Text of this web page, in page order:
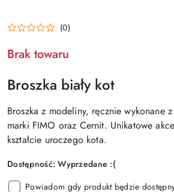
(0)
Brak towaru
Broszka biały kot
Broszka z modeliny, ręcznie wykonane
marki FIMO oraz Cernit. Unikatowe
kształcie uroczego kota.
Dostępność:Wyprzedane :(
Powiadom gdy produkt będzie